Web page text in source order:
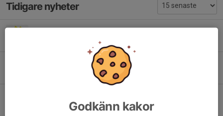
Tidigare nyheter
Sommarlov
21 okt 2023 1
Godkänn kakor